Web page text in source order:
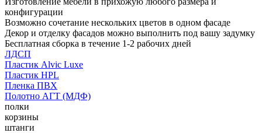
конфигурации
Возможно сочетание нескольких цветов в одном фасаде
Декор и отделку фасадов можно выполнить под вашу задумку
Бесплатная сборка в течение 1-2 рабочих дней
ЛДСП
Пластик Alvic Luxe
Пластик HPL
Пленка ПВХ
Полотно АГТ (МДФ)
полки
корзины
штанги